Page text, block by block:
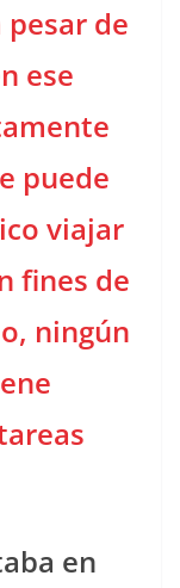
de
ese
puede
viajar
fines de
ningún
en